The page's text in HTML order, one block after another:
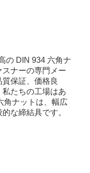
の DIN 934 六角ナ
ナーの専門メー
保証、価格良
たちの工場はあ
角ナットは、幅広
な締結具です。